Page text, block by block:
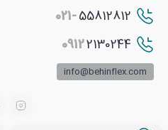
021-55812812
09122130244
info@behinflex.com